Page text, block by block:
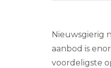
Nieuwsgierig
aanbod is
voordeligste